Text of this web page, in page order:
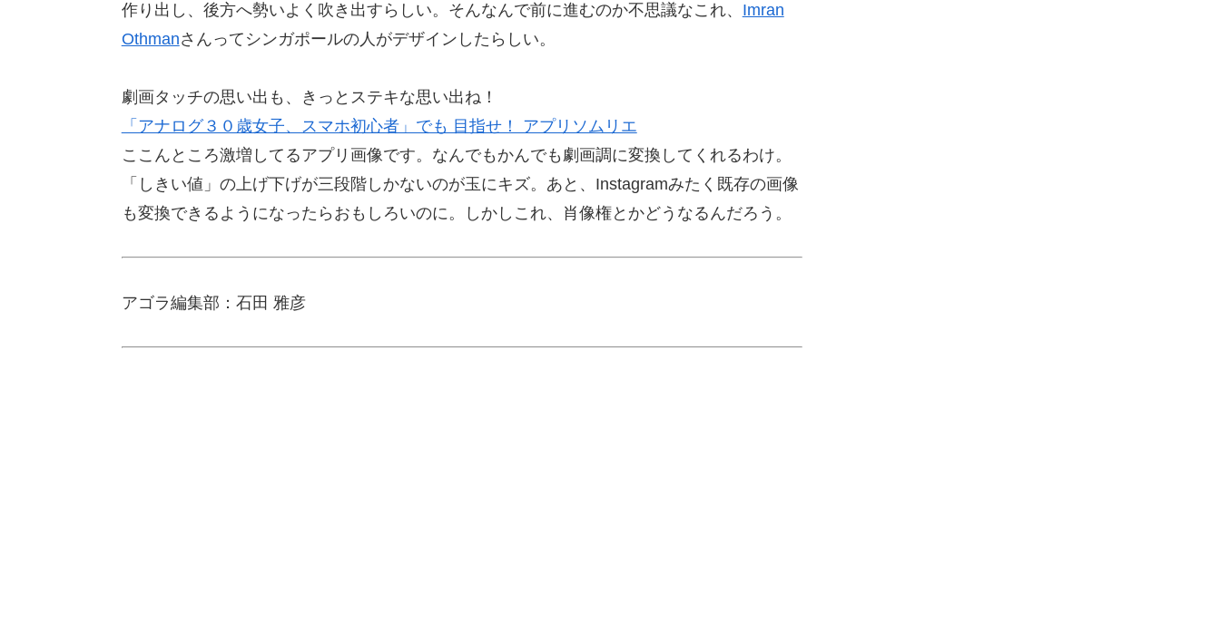
作り出し、後方へ勢いよく吹き出すらしい。そんなんで前に進むのか不思議なこれ、 Imran
Othmanさんってシンガポールの人がデザインしたらしい。
劇画タッチの思い出も、きっとステキな思い出ね！
「アナログ３０歳女子、スマホ初心者」でも 目指せ！ アプリソムリエ
ここんところ激増してるアプリ画像です。なんでもかんでも劇画調に変換してくれるわけ。
「しきい値」の上げ下げが三段階しかないのが玉にキズ。あと、Instagramみたく既存の画像
も変換できるようになったらおもしろいのに。しかしこれ、肖像権とかどうなるんだろう。
アゴラ編集部：石田 雅彦